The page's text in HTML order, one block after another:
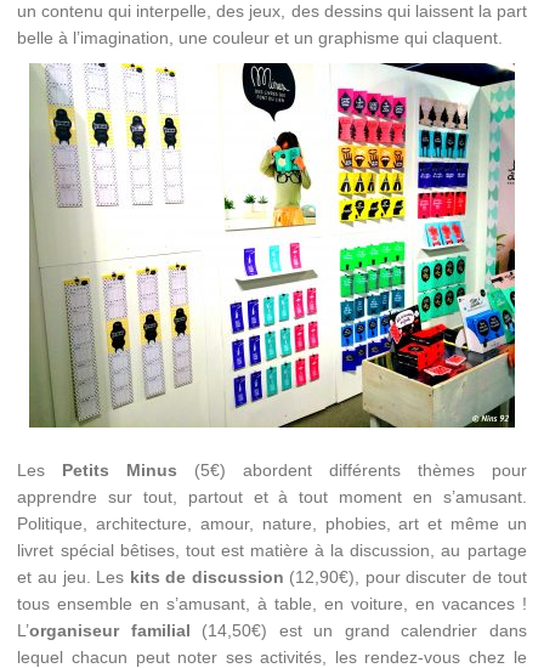
un contenu qui interpelle, des jeux, des dessins qui laissent la part
belle à l’imagination, une couleur et un graphisme qui claquent.
Les Petits Minus (5€) abordent différents thèmes pour
apprendre sur tout, partout et à tout moment en s’amusant.
Politique, architecture, amour, nature, phobies, art et même un
livret spécial bêtises, tout est matière à la discussion, au partage
et au jeu. Les kits de discussion (12,90€), pour discuter de tout
tous ensemble en s’amusant, à table, en voiture, en vacances !
L’organiseur familial (14,50€) est un grand calendrier dans
lequel chacun peut noter ses activités, les rendez-vous chez le